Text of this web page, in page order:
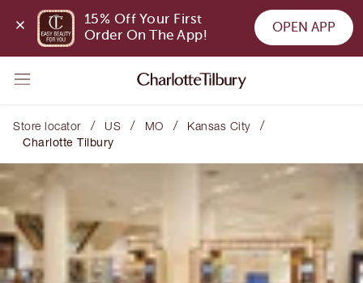
15% Off Your First
Order On The App!
OPEN APP
Store locator / US / MO / Kansas City /
Charlotte Tilbury